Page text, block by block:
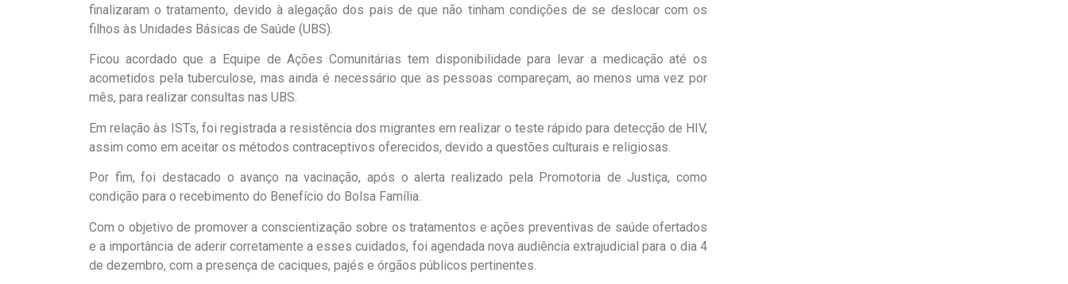
finalizaram o tratamento, devido à alegação dos pais de que não tinham condições de se deslocar com os
filhos às Unidades Básicas de Saúde (UBS).
Ficou acordado que a Equipe de Ações Comunitárias tem disponibilidade para levar a medicação até os
acometidos pela tuberculose, mas ainda é necessário que as pessoas compareçam, ao menos uma vez por
mês, para realizar consultas nas UBS.
Em relação às ISTs, foi registrada a resistência dos migrantes em realizar o teste rápido para detecção de HIV,
assim como em aceitar os métodos contraceptivos oferecidos, devido a questões culturais e religiosas.
Por fim, foi destacado o avanço na vacinação, após o alerta realizado pela Promotoria de Justiça, como
condição para o recebimento do Benefício do Bolsa Família.
Com o objetivo de promover a conscientização sobre os tratamentos e ações preventivas de saúde ofertados
e a importância de aderir corretamente a esses cuidados, foi agendada nova audiência extrajudicial para o dia 4
de dezembro, com a presença de caciques, pajés e órgãos públicos pertinentes.